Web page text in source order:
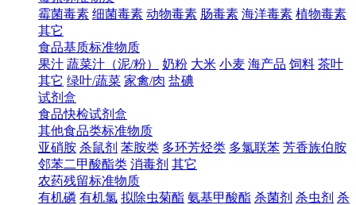
霉菌毒素 细菌毒素 动物毒素 肠毒素 海洋毒素 植物毒素
其它
食品基质标准物质
果汁 蔬菜汁（泥/粉） 奶粉 大米 小麦 海产品 饲料 茶叶
其它 绿叶/蔬菜 家禽/肉 盐碘
试剂盒
食品快检试剂盒
其他食品类标准物质
亚硝胺 杀鼠剂 苯胺类 多环芳烃类 多氯联苯 芳香族伯胺
邻苯二甲酸酯类 消毒剂 其它
农药残留标准物质
有机磷 有机氯 拟除虫菊酯 氨基甲酸酯 杀菌剂 杀虫剂 杀